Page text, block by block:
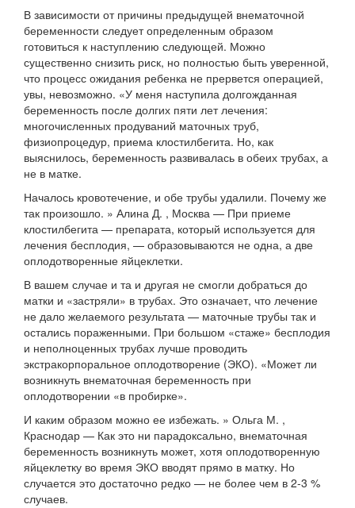
В зависимости от причины предыдущей внематочной
беременности следует определенным образом
готовиться к наступлению следующей. Можно
существенно снизить риск, но полностью быть уверенной,
что процесс ожидания ребенка не прервется операцией,
увы, невозможно. «У меня наступила долгожданная
беременность после долгих пяти лет лечения:
многочисленных продуваний маточных труб,
физиопроцедур, приема клостилбегита. Но, как
выяснилось, беременность развивалась в обеих трубах, а
не в матке.
Началось кровотечение, и обе трубы удалили. Почему же
так произошло. » Алина Д. , Москва — При приеме
клостилбегита — препарата, который используется для
лечения бесплодия, — образовываются не одна, а две
оплодотворенные яйцеклетки.
В вашем случае и та и другая не смогли добраться до
матки и «застряли» в трубах. Это означает, что лечение
не дало желаемого результата — маточные трубы так и
остались пораженными. При большом «стаже» бесплодия
и неполноценных трубах лучше проводить
экстракорпоральное оплодотворение (ЭКО). «Может ли
возникнуть внематочная беременность при
оплодотворении «в пробирке».
И каким образом можно ее избежать. » Ольга М. ,
Краснодар — Как это ни парадоксально, внематочная
беременность возникнуть может, хотя оплодотворенную
яйцеклетку во время ЭКО вводят прямо в матку. Но
случается это достаточно редко — не более чем в 2-3 %
случаев.